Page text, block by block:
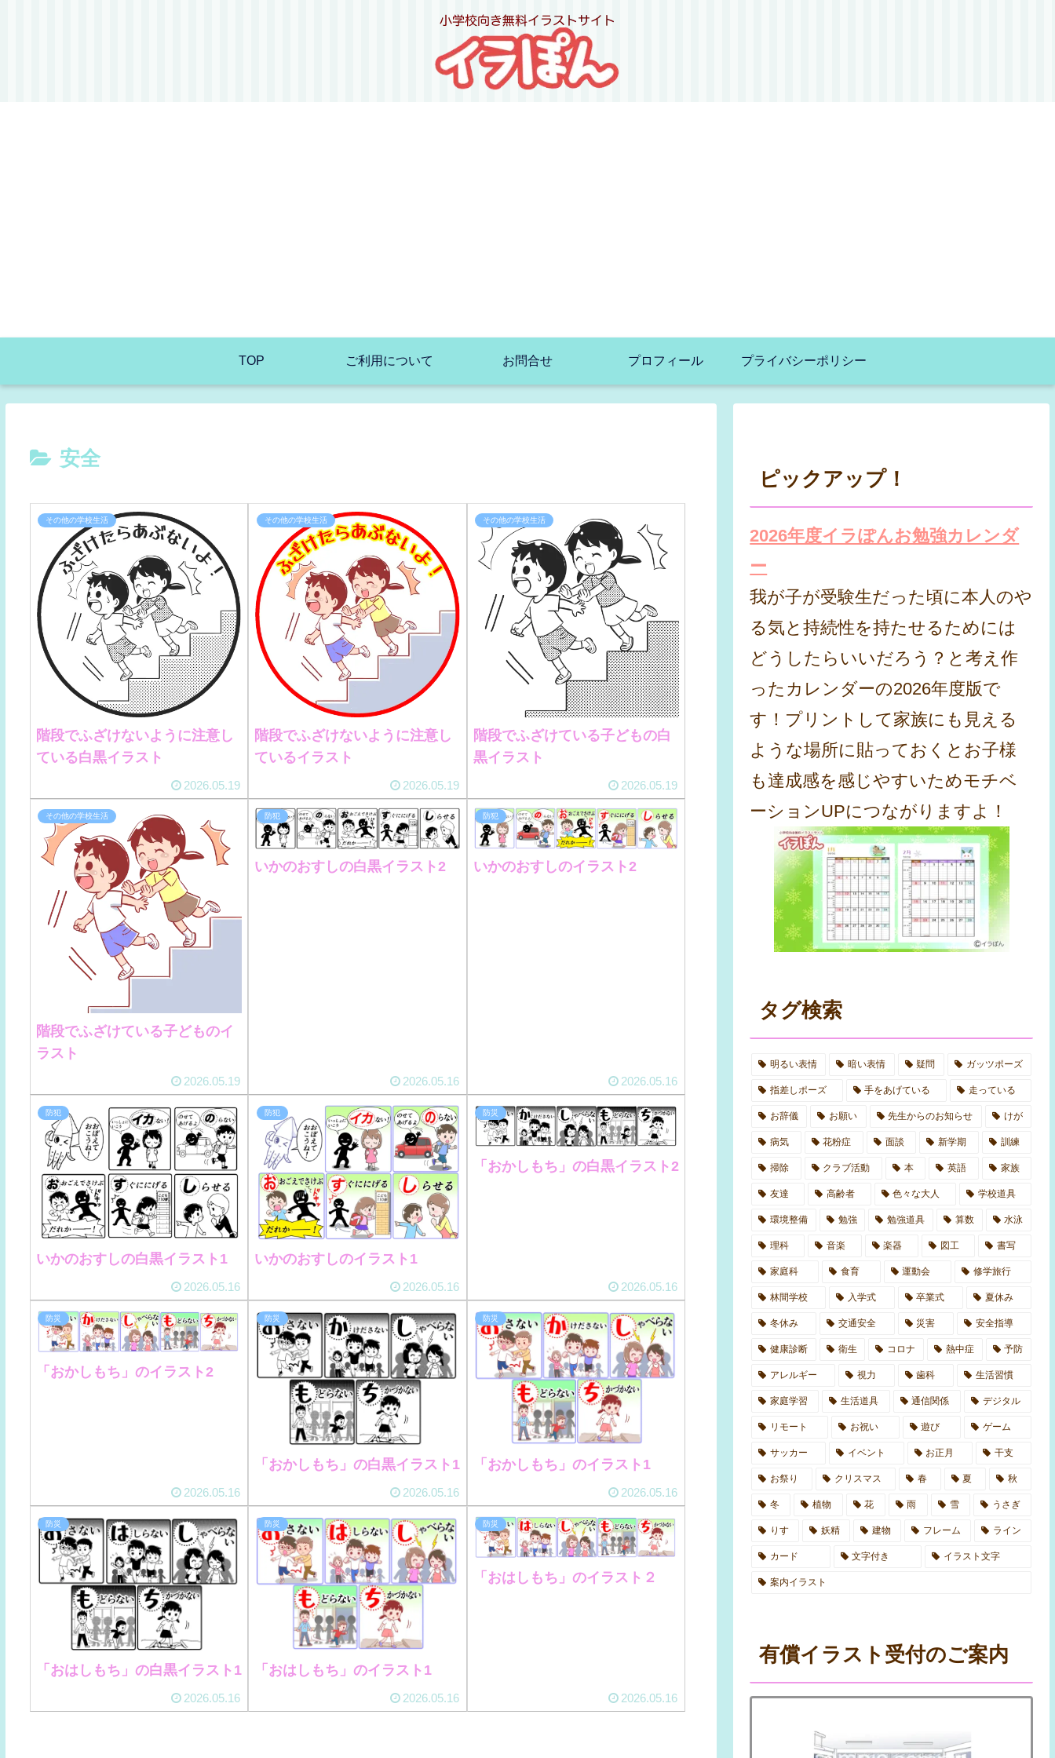
TOP ご利用について お問合せ プロフィール プライバシーポリシー
安全
その他の学校生活
階段でふざけないように注意し
ている白黒イラスト
2026.05.19
その他の学校生活
階段でふざけないように注意し
ているイラスト
2026.05.19
その他の学校生活
階段でふざけている子どもの白
黒イラスト
2026.05.19
その他の学校生活
階段でふざけている子どものイ
ラスト
2026.05.19
防犯
いかのおすしの白黒イラスト2
2026.05.16
防犯
いかのおすしのイラスト2
2026.05.16
防犯
いかのおすしの白黒イラスト1
2026.05.16
防犯
いかのおすしのイラスト1
2026.05.16
防災
「おかしもち」の白黒イラスト2
2026.05.16
防災
「おかしもち」のイラスト2
2026.05.16
防災
「おかしもち」の白黒イラスト1
2026.05.16
防災
「おかしもち」のイラスト1
2026.05.16
防災
「おはしもち」の白黒イラスト1
2026.05.16
防災
「おはしもち」のイラスト1
2026.05.16
防災
「おはしもち」のイラスト２
2026.05.16
ピックアップ！
2026年度イラぽんお勉強カレンダ
ー
我が子が受験生だった頃に本人のや
る気と持続性を持たせるためには
どうしたらいいだろう？と考え作
ったカレンダーの2026年度版で
す！プリントして家族にも見える
ような場所に貼っておくとお子様
も達成感を感じやすいためモチベ
ーションUPにつながりますよ！
タグ検索
明るい表情 暗い表情 疑問 ガッツポーズ
指差しポーズ 手をあげている 走っている
お辞儀 お願い 先生からのお知らせ けが
病気 花粉症 面談 新学期 訓練
掃除 クラブ活動 本 英語 家族
友達 高齢者 色々な大人 学校道具
環境整備 勉強 勉強道具 算数 水泳
理科 音楽 楽器 図工 書写
家庭科 食育 運動会 修学旅行
林間学校 入学式 卒業式 夏休み
冬休み 交通安全 災害 安全指導
健康診断 衛生 コロナ 熱中症 予防
アレルギー 視力 歯科 生活習慣
家庭学習 生活道具 通信関係 デジタル
リモート お祝い 遊び ゲーム
サッカー イベント お正月 干支
お祭り クリスマス 春 夏 秋
冬 植物 花 雨 雪 うさぎ
りす 妖精 建物 フレーム ライン
カード 文字付き イラスト文字
案内イラスト
有償イラスト受付のご案内